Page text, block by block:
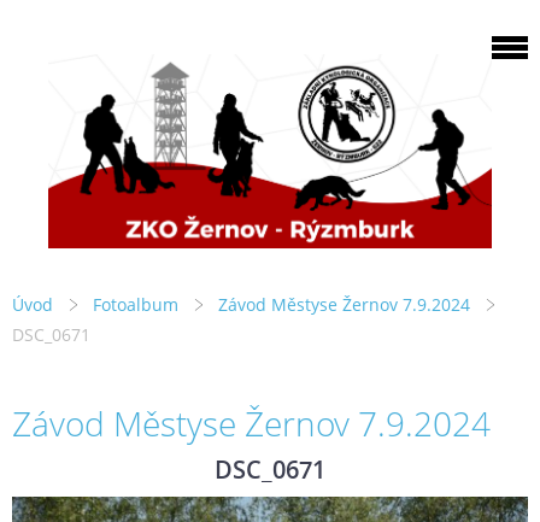
Úvod Fotoalbum
Závod Městyse Žernov 7.9.2024
DSC_0671
Závod Městyse Žernov 7.9.2024
DSC_0671